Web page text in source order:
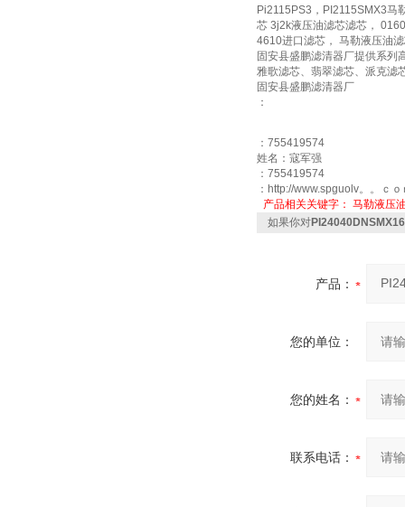
Pi2115PS3，PI2115SMX3马
芯 3j2k液压油滤芯滤芯，
4610进口滤芯， 马勒液压油
固安县盛鹏滤清器厂提供系列
雅歌滤芯、翡翠滤芯、派克滤
固安县盛鹏滤清器厂
：
：755419574
姓名：寇军强
：755419574
：http://www.spguolv。。ｃｏ
产品相关关键字： 马勒液压
如果你对
产品：
您的单位：
您的姓名：
联系电话：